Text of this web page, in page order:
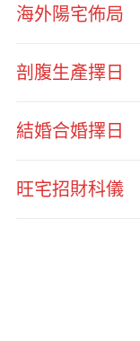
海外陽宅佈局
剖腹生產擇日
結婚合婚擇日
旺宅招財科儀